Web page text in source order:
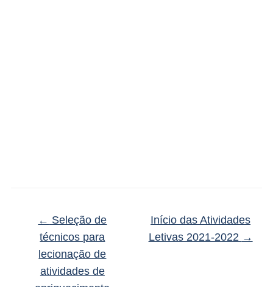
← Seleção de
técnicos para
lecionação de
atividades de
Início das Atividades
Letivas 2021-2022 →